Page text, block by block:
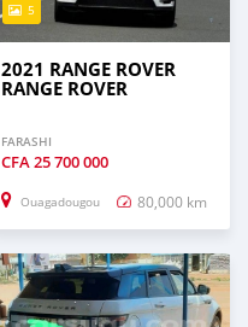
5
2021 RANGE ROVER
RANGE ROVER
FARASHI
CFA25 700 000
Ouagadougou 80,000 km